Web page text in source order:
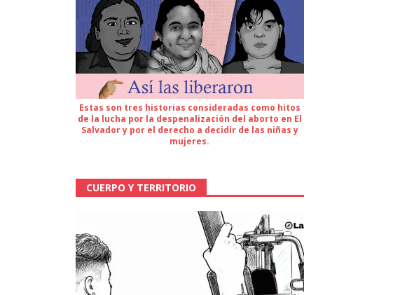
Estas son tres historias consideradas como hitos
de la lucha por la despenalización del aborto en El
Salvador y por el derecho a decidir de las niñas y
mujeres.
CUERPO Y TERRITORIO